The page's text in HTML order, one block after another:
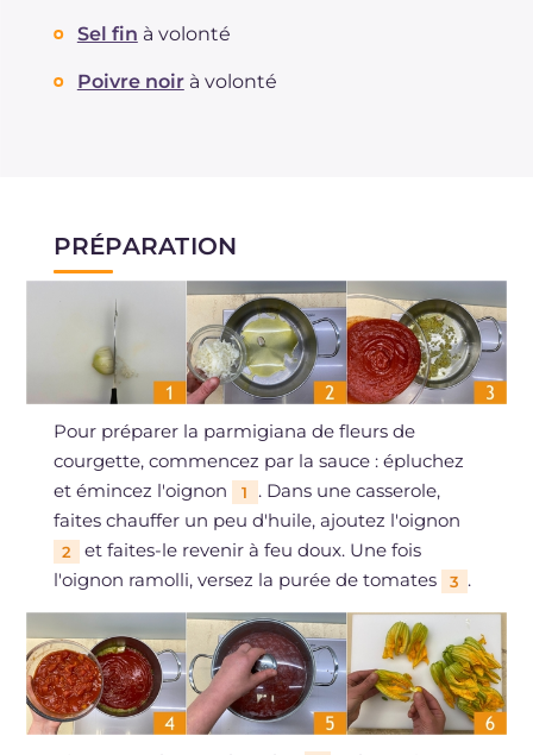
Sel fin à volonté
Poivre noir à volonté
PRÉPARATION
Pour préparer la parmigiana de fleurs de
courgette, commencez par la sauce : épluchez
et émincez l'oignon
1
. Dans une casserole,
faites chauffer un peu d'huile, ajoutez l'oignon
2
et faites-le revenir à feu doux. Une fois
l'oignon ramolli, versez la purée de tomates
3 .